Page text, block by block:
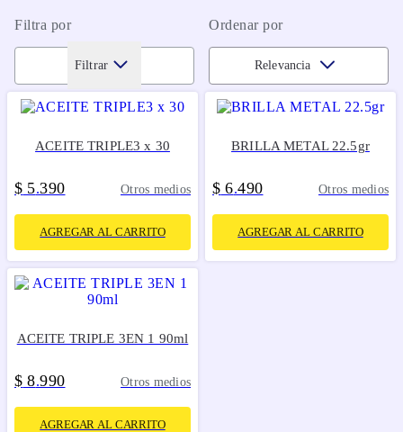
Filtra por Ordenar por
Filtrar Relevancia
ACEITE TRIPLE3 x 30
$ 5.390 Otros medios
AGREGAR AL CARRITO
BRILLA METAL 22.5gr
$ 6.490 Otros medios
AGREGAR AL CARRITO
ACEITE TRIPLE 3EN 1 90ml
$ 8.990 Otros medios
AGREGAR AL CARRITO